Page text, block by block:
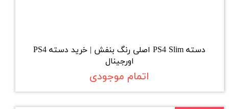
دسته PS4 Slim اصلی رنگ بنفش | خرید دسته PS4
اورجینال
اتمام موجودی